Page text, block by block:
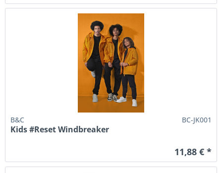
B&C BC-JK001
Kids #Reset Windbreaker
11,88 € *